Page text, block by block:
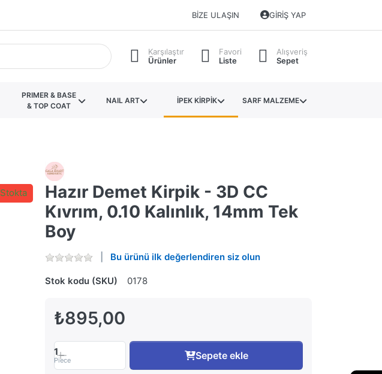
BIZE ULAŞIN GIRIŞ YAP
Karşılaştır
Ürünler
Favori
Liste
Alışveriş
Sepet
PRIMER & BASE
& TOP COAT
NAIL ART İPEK KİRPİK SARF MALZEME
Hazır Demet Kirpik - 3D CC
Kıvrım, 0.10 Kalınlık, 14mm Tek
Boy
Bu ürünü ilk değerlendiren siz olun
Stok kodu (SKU) 0178
₺895,00
Stokta
1
Piece Sepete ekle